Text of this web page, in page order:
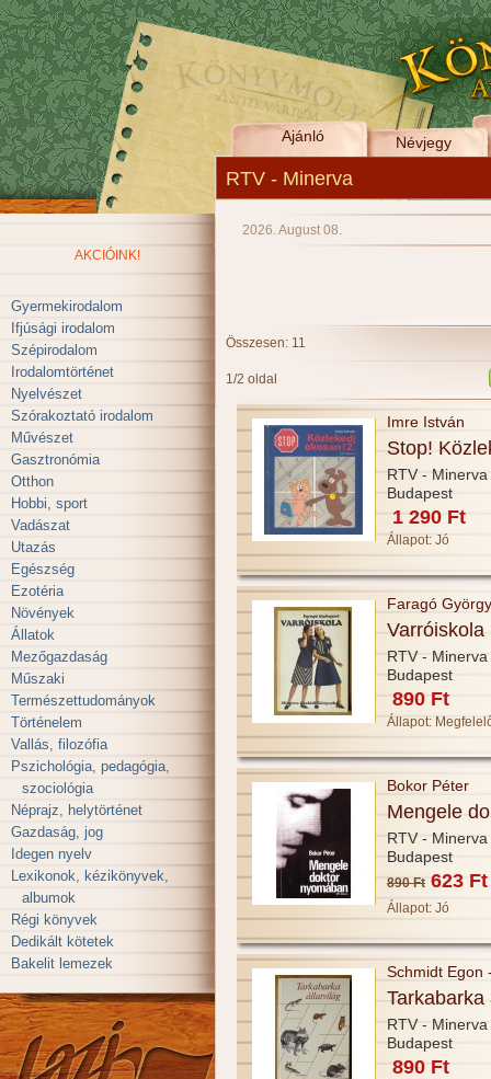
Ajánló Névjegy
RTV - Minerva
AKCIÓINK!
Gyermekirodalom
Ifjúsági irodalom
Szépirodalom
Irodalomtörténet
Nyelvészet
Szórakoztató irodalom
Művészet
Gasztronómia
Otthon
Hobbi, sport
Vadászat
Utazás
Egészség
Ezotéria
Növények
Állatok
Mezőgazdaság
Műszaki
Természettudományok
Történelem
Vallás, filozófia
Pszichológia, pedagógia,
szociológia
Néprajz, helytörténet
Gazdaság, jog
Idegen nyelv
Lexikonok, kézikönyvek,
albumok
Régi könyvek
Dedikált kötetek
Bakelit lemezek
2026. August 08.
Összesen: 11
1/2 oldal
Imre István
Stop!
RTV -
Budapest
1 290 Ft
Állapot: Jó
Faragó
Varróiskola
RTV -
Budapest
890 Ft
Állapot:
Bokor Péter
Mengele
RTV -
Budapest
890 Ft 623 Ft
Állapot: Jó
Schmidt Egon
Tarkabarka
RTV -
Budapest
890 Ft